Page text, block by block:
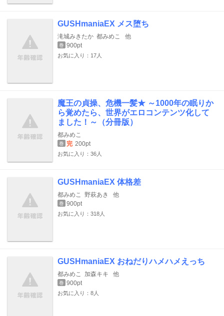
GUSHmaniaEX メス堕ち
滝城みきたか 都みめこ 他
巻 900pt
お気に入り：17人
魔王の貞操、危機一髪★ ～1000年の眠りか
ら覚めたら、世界がエロコンテンツ化して
ました！～（分冊版）
都みめこ
巻 完 200pt
お気に入り：36人
GUSHmaniaEX 体格差
都みめこ 野萩あき 他
巻 900pt
お気に入り：318人
GUSHmaniaEX おねだりハメハメえっち
都みめこ 加森キキ 他
巻 900pt
お気に入り：8人